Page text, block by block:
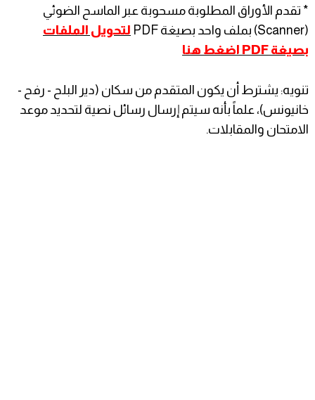
* تقدم الأوراق المطلوبة مسحوبة عبر الماسح الضوئي
(Scanner) بملف واحد بصيغة PDF
لتحويل الملفات
بصيغة PDF اضغط هنا
تنويه: يشترط أن يكون المتقدم من سكان (دير البلح - رفح -
خانيونس)، علماً بأنه سيتم إرسال رسائل نصية لتحديد موعد
الامتحان والمقابلات.